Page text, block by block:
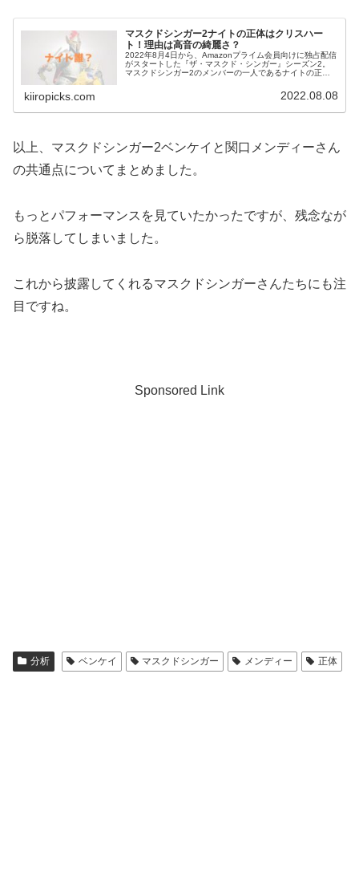
マスクドシンガー2ナイトの正体はクリスハー
ト！理由は高音の綺麗さ？
2022年8月4日から、Amazonプライム会員向けに独占配信
がスタートした『ザ・マスクド・シンガー』シーズン2。
マスクドシンガー2のメンバーの一人であるナイトの正体
kiiropicks.com 2022.08.08
以上、マスクドシンガー2ベンケイと関口メンディーさん
の共通点についてまとめました。
もっとパフォーマンスを見ていたかったですが、残念なが
ら脱落してしまいました。
これから披露してくれるマスクドシンガーさんたちにも注
目ですね。
Sponsored Link
分析 ベンケイ マスクドシンガー メンディー 正体